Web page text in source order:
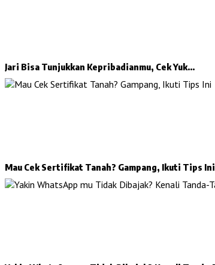
Jari Bisa Tunjukkan Kepribadianmu, Cek Yuk…
Mau Cek Sertifikat Tanah? Gampang, Ikuti Tips Ini